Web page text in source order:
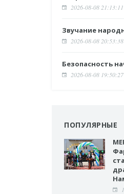
2026-08-08 21:13:11
Звучание
2026-08-08 20:53:38
Безопасность
2026-08-08 19:50:27
ПОПУЛЯРНЫЕ